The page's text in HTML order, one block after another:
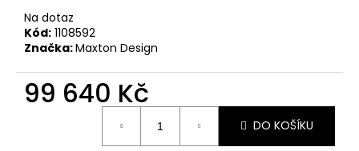
Na dotaz
Kód: 1108592
Značka:Maxton Design
99 640 Kč
DO KOŠÍKU